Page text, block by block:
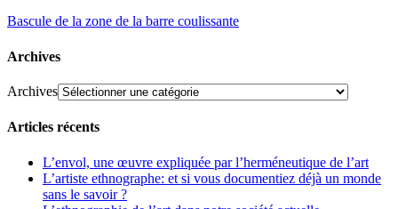
Bascule de la zone de la barre coulissante
Archives
Archives
Articles récents
L’envol, une œuvre expliquée par l’herméneutique de l’art
L’artiste ethnographe: et si vous documentiez déjà un monde
sans le savoir ?